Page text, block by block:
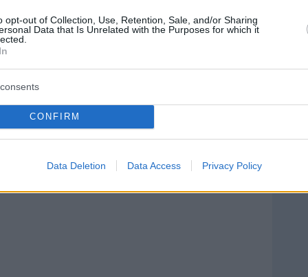
opt-out of Collection, Use, Retention, Sale, and/or Sharing
Data that Is Unrelated with the Purposes for which it
CONFIRM
Data Deletion Data Access Privacy Policy
ΣΧΟΛΙΟΥ
*